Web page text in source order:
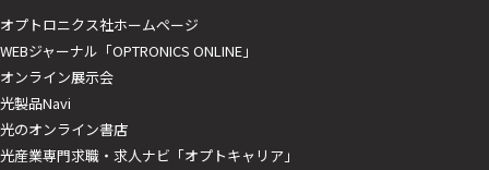
オプトロニクス社ホームページ
WEBジャーナル「OPTRONICS ONLINE」
オンライン展示会
光製品Navi
光のオンライン書店
光産業専門求職・求人ナビ「オプトキャリア」